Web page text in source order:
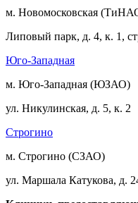
м. Новомосковская
Липовый парк, д. 4, к. 1,
Юго-Западная
м. Юго-Западная (ЮЗАО)
ул. Никулинская, д. 5, к. 2
Строгино
м. Строгино (СЗАО)
ул. Маршала Катукова, д.